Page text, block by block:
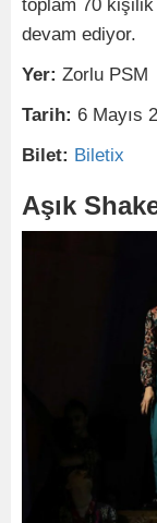
toplam 70
devam ediyor.
Yer: Zorlu PSM
Tarih: 6 Mayıs
Bilet: Biletix
Aşık